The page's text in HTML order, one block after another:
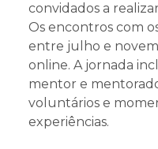
convidados a
Os encontros com
entre julho e
online. A jornada
mentor e
voluntários e
experiências.